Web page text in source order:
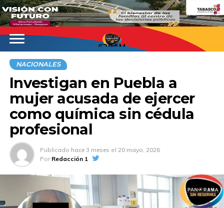
620AM
NACIONALES
Investigan en Puebla a
mujer acusada de ejercer
como química sin cédula
profesional
Publicado hace 3 meses el 20 mayo, 2026
Por Redacción 1